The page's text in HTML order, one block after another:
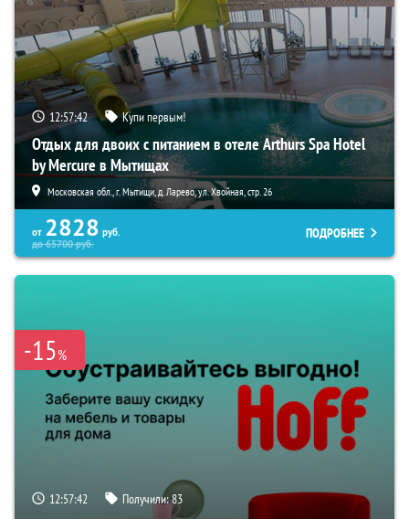
12:57:41 Купи первым!
Отдых для двоих с питанием в отеле Arthurs Spa Hotel
by Mercure в Мытищах
Московская обл., г. Мытищи, д. Ларево, ул. Хвойная, стр. 26
от 2828 руб.
до65700руб.
ПОДРОБНЕЕ
-15%
12:57:41 Получили:83